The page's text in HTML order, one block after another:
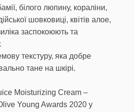
білого люпину, кораліни,
шовковиці, квітів алое,
заспокоюють та
текстуру, яка добре
тане на шкірі.
Moisturizing Cream –
Young Awards 2020 у